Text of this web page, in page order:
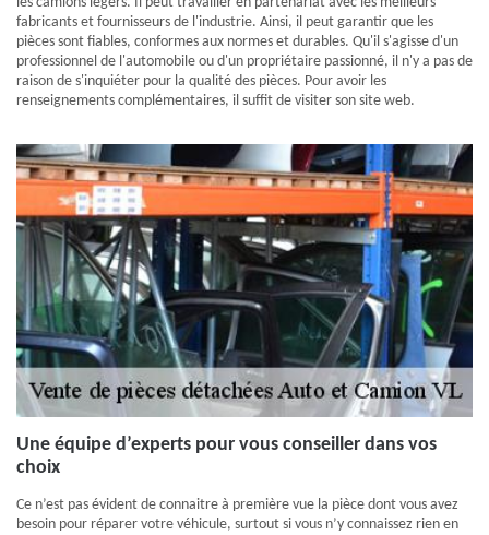
fabricants et fournisseurs de l'industrie. Ainsi, il peut garantir que les
pièces sont fiables, conformes aux normes et durables. Qu'il s'agisse d'un
professionnel de l'automobile ou d'un propriétaire passionné, il n'y a pas de
raison de s'inquiéter pour la qualité des pièces. Pour avoir les
renseignements complémentaires, il suffit de visiter son site web.
Une équipe d’experts pour vous conseiller dans vos
choix
Ce n’est pas évident de connaitre à première vue la pièce dont vous avez
besoin pour réparer votre véhicule, surtout si vous n’y connaissez rien en